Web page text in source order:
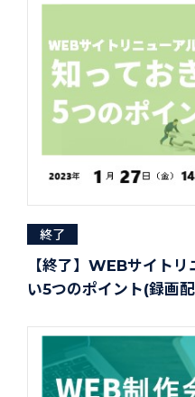
終了
【終了】WEBサイト
い5つのポイント(録画